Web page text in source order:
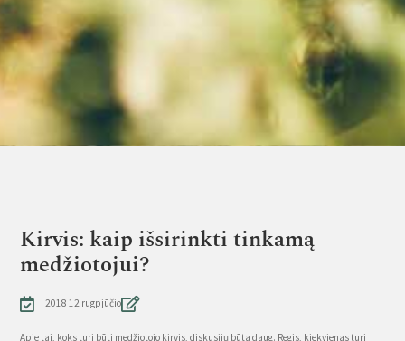
Kirvis: kaip išsirinkti tinkamą
medžiotojui?
2018 12 rugpjūčio
Apie tai, koks turi būti medžiotojo kirvis, diskusijų būta daug. Regis, kiekvienas turi